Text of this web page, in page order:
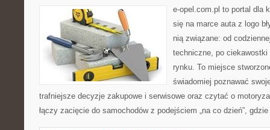
e-opel.com.pl to portal dla
się na marce auta z logo
nią związane: od
techniczne, po
rynku. To miejsce
świadomiej poznawać
trafniejsze decyzje zakupowe i serwisowe oraz czytać o
łączy zacięcie do samochodów z podejściem „na co dzień”,